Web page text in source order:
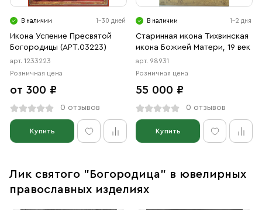
В наличии 1-30 дней
Икона Успение Пресвятой
Богородицы (АРТ.03223)
арт. 1233223
Розничная цена
от 300 ₽
0 отзывов
Купить
В наличии 1-2 дня
Старинная икона Тихвинская
икона Божией Матери, 19 век
арт. 98931
Розничная цена
55 000 ₽
0 отзывов
Купить
Лик святого "Богородица" в ювелирных
православных изделиях